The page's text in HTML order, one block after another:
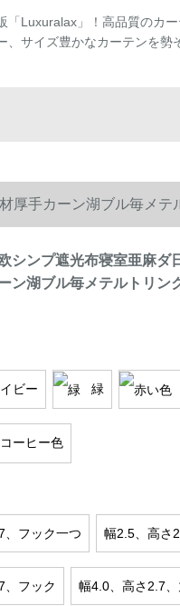
「Luxuralax」！高品質のカ
、サイズ豊かなカーテンを
厚手カーン湖ブル毎メテ
シンプ遮光布寝室亜麻ダ
ン湖ブル毎メテルトリン
ビー 緑
コーヒー色
、フック一つ 幅2.5、高さ
、フック 幅4.0、高さ2.7、